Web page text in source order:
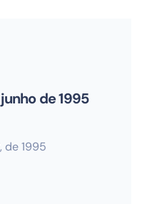
de 1995
de 1995